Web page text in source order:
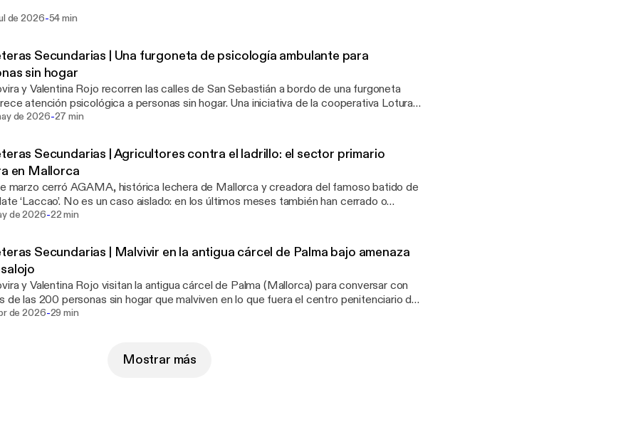
Valentina Rojo viajan junto a una furgoneta que ofrece atención psicológica a
por los pueblos del Pirineo navarro; y en Igualada, en la provincia de Barcelona, pasan
de 2026-54 min
Secundarias | Una furgoneta de psicología ambulante para
sin hogar
y Valentina Rojo recorren las calles de San Sebastián a bordo de una furgoneta
atención psicológica a personas sin hogar. Una iniciativa de la cooperativa Lotura
de 2026-27 min
Secundarias | Agricultores contra el ladrillo: el sector primario
en Mallorca
marzo cerró AGAMA, histórica lechera de Mallorca y creadora del famoso batido de
‘Laccao’. No es un caso aislado: en los últimos meses también han cerrado o
en crisis productores de patatas, piensos y cereales. En la isla, mientras aumenta
han viajado Bru Rovira y Valentina Rojo para conversar con agricultores, ganaderos y
por la crisis del sector primario en Mallorca.
de 2026-22 min
Secundarias | Malvivir en la antigua cárcel de Palma bajo amenaza
y Valentina Rojo visitan la antigua cárcel de Palma (Mallorca) para conversar con
de las 200 personas sin hogar que malviven en lo que fuera el centro penitenciario de
Por motivos de seguridad, el Ayuntamiento ha emitido una orden de desalojo,
de 2026-29 min
Mostrar más